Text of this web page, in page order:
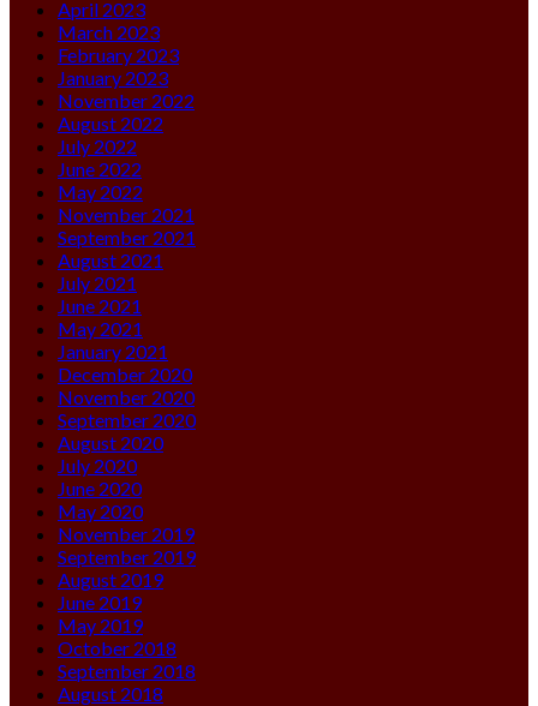
April 2023
March 2023
February 2023
January 2023
November 2022
August 2022
July 2022
June 2022
May 2022
November 2021
September 2021
August 2021
July 2021
June 2021
May 2021
January 2021
December 2020
November 2020
September 2020
August 2020
July 2020
June 2020
May 2020
November 2019
September 2019
August 2019
June 2019
May 2019
October 2018
September 2018
August 2018